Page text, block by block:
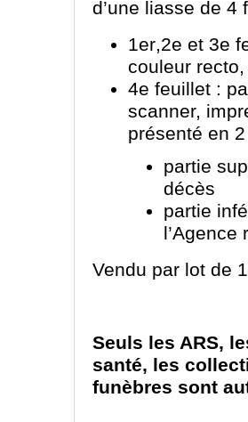
d’une liasse de
1er,2e et 3e
couleur
4e feuillet :
scanner,
présenté en
partie
décès
partie
Vendu par lot de
Seuls les ARS,
santé, les
funèbres sont